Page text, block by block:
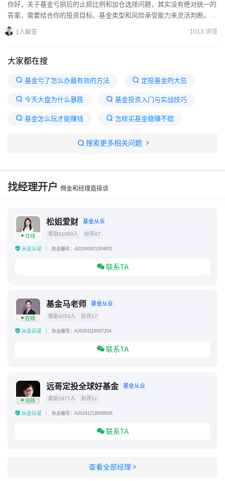
你好，关于基金亏损后的止损比例和加仓选择问题，其实没有绝对统一的
答案，需要结合你的投资目标、基金类型和风险承受能力来灵活判断。下
面我分两部分帮你梳理，新手朋友可以对照自己的情况参考：一...
1人解答 1013 浏览
大家都在搜
基金亏了怎么办最有效的方法 定投基金的大忌
今天大盘为什么暴跌 基金投资入门与实战技巧
基金怎么玩才能赚钱 怎样买基金稳赚不赔
基金跌的时候买还是涨的时候买
搜索更多相关问题
找经理开户 佣金和经理直接谈
在线
松姐爱财 基金从业
帮助41980人 好评47
从业认证 执业编号：A20240821004851
联系TA
在线
基金马老师 基金从业
帮助4053人 好评17
从业认证 执业编号：A20201118007204
联系TA
在线
远哥定投全球好基金 基金从业
帮助1977人 好评11
从业认证 执业编号：A20241218008926
联系TA
查看全部经理